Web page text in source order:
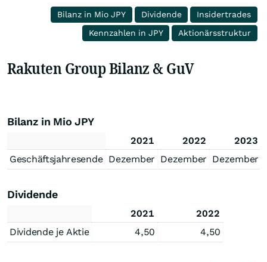
Bilanz in Mio JPY Dividende
Insidertrades
Kennzahlen in JPY
Aktionärsstruktur
Rakuten Group Bilanz & GuV
Bilanz in Mio JPY
2021 2022
2023
Geschäftsjahresende Dezember Dezember Dezember
Dividende
2021
2022
Dividende je Aktie
4,50 4,50